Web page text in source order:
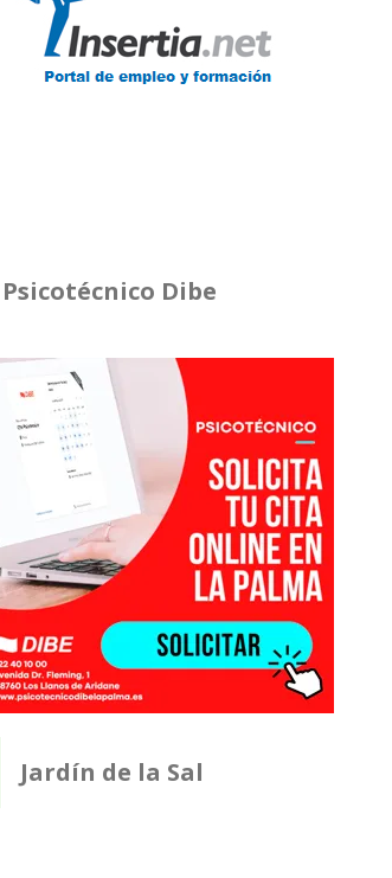
Psicotécnico Dibe
Jardín de la Sal